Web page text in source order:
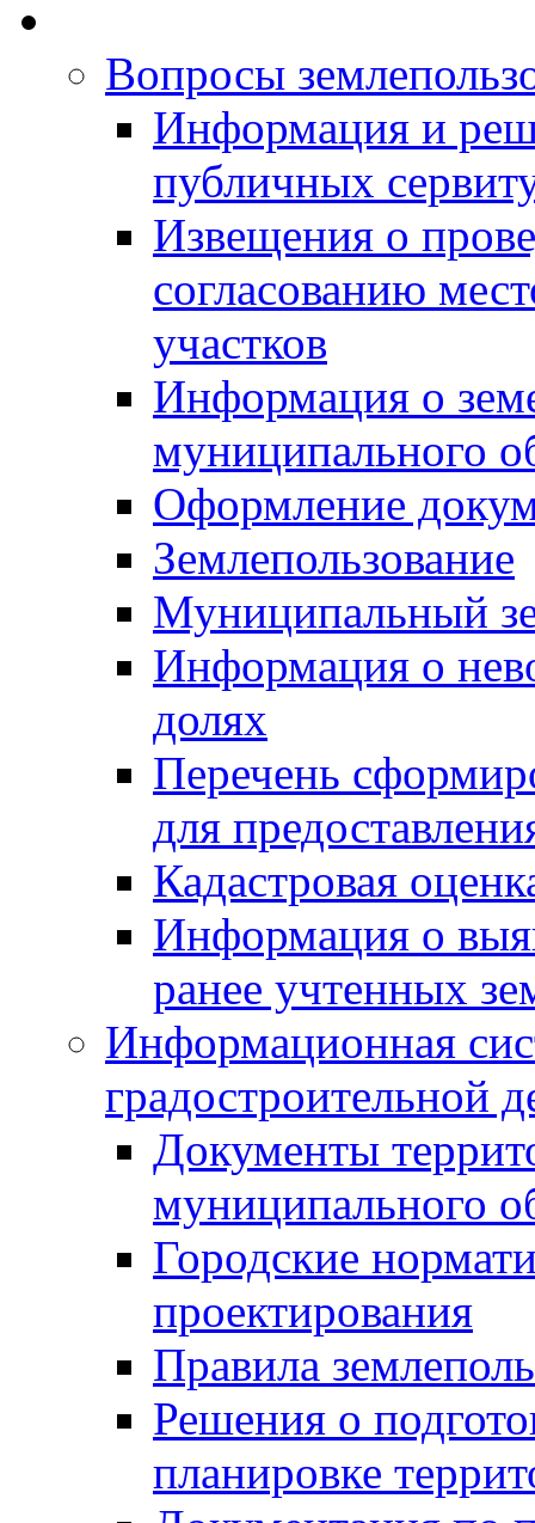
Вопросы
Информация и
публичных
Извещения о
согласованию
участков
Информация о
муниципального
Оформление
Землепользование
Муниципальный
Информация о
долях
Перечень
для
Кадастровая
Информация о
ранее учтенных
Информационная
градостроительной
Документы
муниципального
Городские
проектирования
Правила
Решения о
планировке